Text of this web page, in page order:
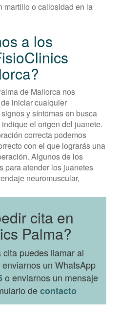
martillo o callosidad en la
a los
de Mallorca nos
iniciar cualquier
y síntomas en busca
el origen del juanete.
correcta podemos
con el que lograrás una
Algunos de los
para atender los juanetes
neuromuscular,
cita en
Palma?
puedes llamar al
enviarnos un WhatsApp
o enviarnos un mensaje
decontacto